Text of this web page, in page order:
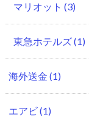
マリオット (3)
東急ホテルズ(1)
海外送金 (1)
エアビ(1)